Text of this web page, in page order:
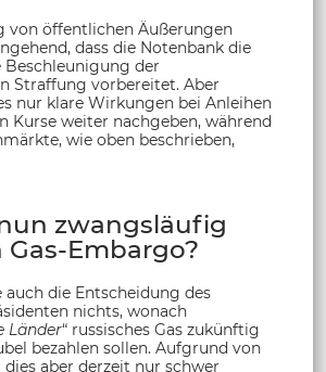
von öffentlichen Äußerungen
dass die Notenbank die
Beschleunigung der
Straffung vorbereitet. Aber
nur klare Wirkungen bei Anleihen
Kurse weiter nachgeben, während
wie oben beschrieben,
zwangsläufig
Embargo?
auch die Entscheidung des
nichts, wonach
Länder“ russisches Gas zukünftig
bezahlen sollen. Aufgrund von
aber derzeit nur schwer